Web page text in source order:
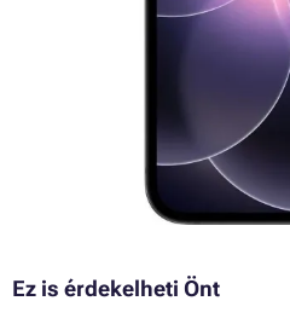
Ez is érdekelheti Önt